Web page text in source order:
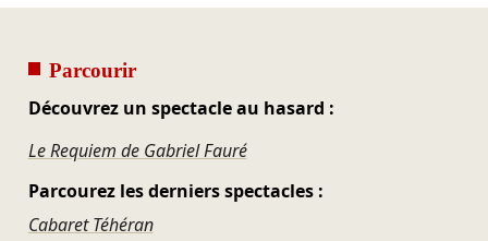
Parcourir
Découvrez un spectacle au hasard :
Le Requiem de Gabriel Fauré
Parcourez les derniers spectacles :
Cabaret Téhéran